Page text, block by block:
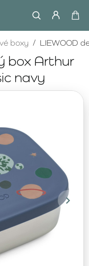
box Arthur
navy
boxy LIEWOOD